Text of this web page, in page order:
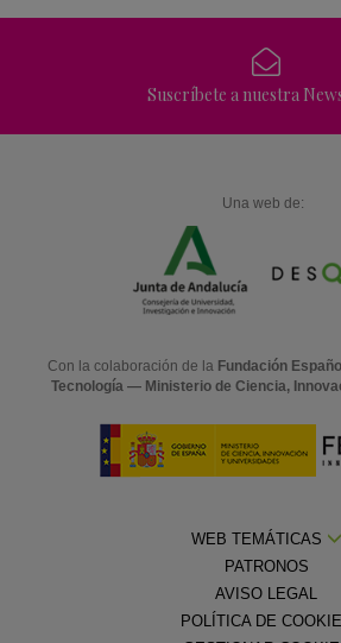
Suscríbete a nuestra
Una web de:
Con la colaboración de la Fundación
Tecnología — Ministerio de Ciencia,
WEB TEMÁTICAS
PATRONOS
AVISO LEGAL
POLÍTICA DE